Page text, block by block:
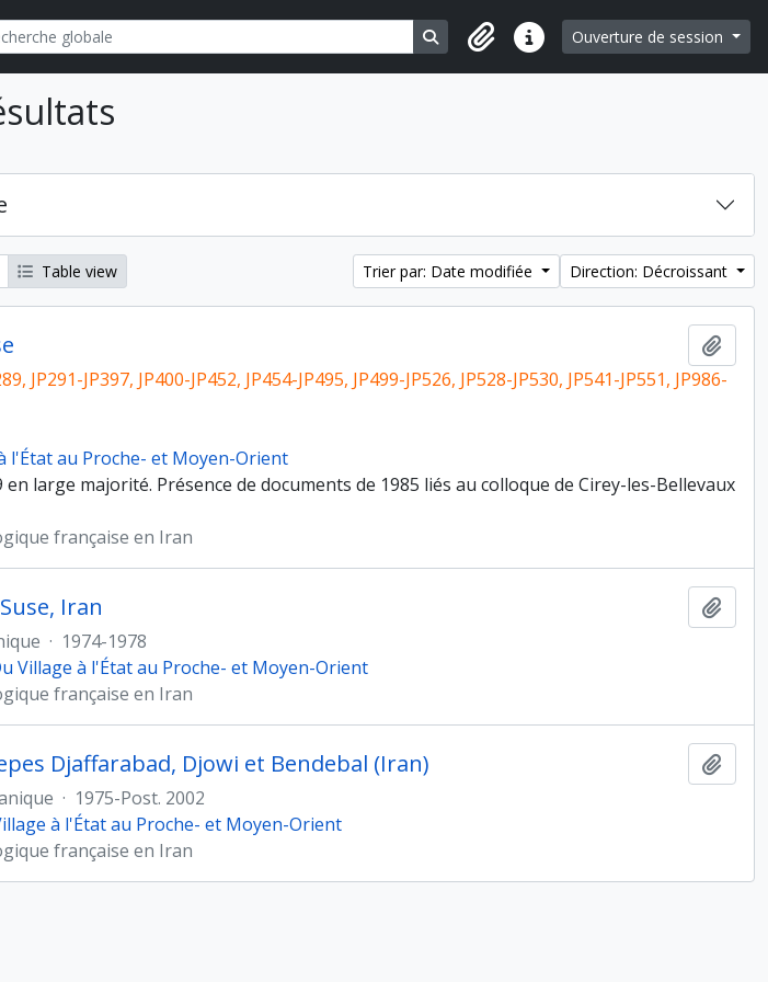
options Search in browse page
Liens rapidesOuverture de session
Table view Trier par: Date modifiée Direction: Décroissant
JP291-JP397, JP400-JP452, JP454-JP495, JP499-JP526, JP528-JP530, JP541-JP551, JP986-
l'État au Proche- et Moyen-Orient
large majorité. Présence de documents de 1985 liés au colloque de Cirey-les-Bellevaux
française en Iran
Iran
· 1974-1978
Village à l'État au Proche- et Moyen-Orient
française en Iran
Djaffarabad, Djowi et Bendebal (Iran)
· 1975-Post. 2002
à l'État au Proche- et Moyen-Orient
française en Iran